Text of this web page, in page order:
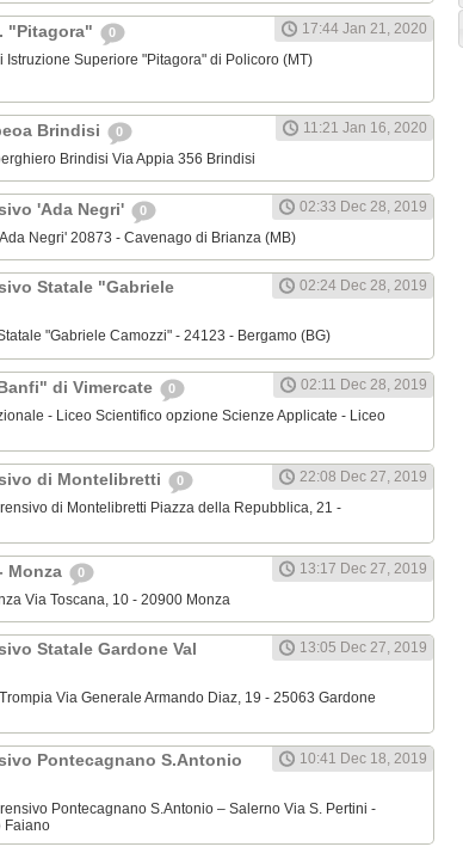
"Pitagora" 0
17:44 Jan 21, 2020
Istruzione Superiore "Pitagora" di Policoro (MT)
Brindisi 0
11:21 Jan 16, 2020
Brindisi Via Appia 356 Brindisi
'Ada Negri' 0
02:33 Dec 28, 2019
Negri' 20873 - Cavenago di Brianza (MB)
Statale "Gabriele
02:24 Dec 28, 2019
"Gabriele Camozzi" - 24123 - Bergamo (BG)
di Vimercate 0
02:11 Dec 28, 2019
- Liceo Scientifico opzione Scienze Applicate - Liceo
di Montelibretti 0
22:08 Dec 27, 2019
di Montelibretti Piazza della Repubblica, 21 -
Monza 0
13:17 Dec 27, 2019
Via Toscana, 10 - 20900 Monza
Statale Gardone Val
13:05 Dec 27, 2019
Via Generale Armando Diaz, 19 - 25063 Gardone
Pontecagnano S.Antonio 10:41 Dec 18, 2019
Pontecagnano S.Antonio – Salerno Via S. Pertini -
Faiano